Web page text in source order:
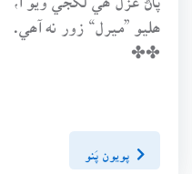
ھليو ”ميرل“ زور نه آھي.
✤✤
پويون پَنو